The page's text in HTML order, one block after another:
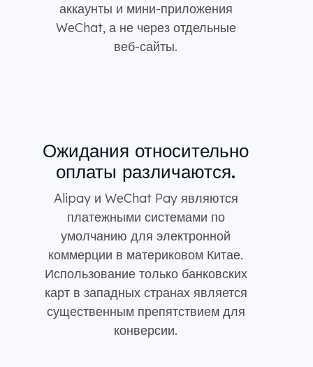
аккаунты и мини-приложения
WeChat, а не через отдельные
веб-сайты.
Ожидания относительно
оплаты различаются.
Alipay и WeChat Pay являются
платежными системами по
умолчанию для электронной
коммерции в материковом Китае.
Использование только банковских
карт в западных странах является
существенным препятствием для
конверсии.